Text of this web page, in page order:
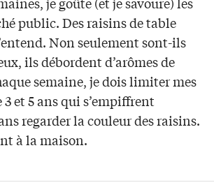
public. Des raisins de table
Non seulement sont-ils
ils débordent d’arômes de
semaine, je dois limiter mes
et 5 ans qui s’empiffrent
regarder la couleur des raisins.
à la maison.